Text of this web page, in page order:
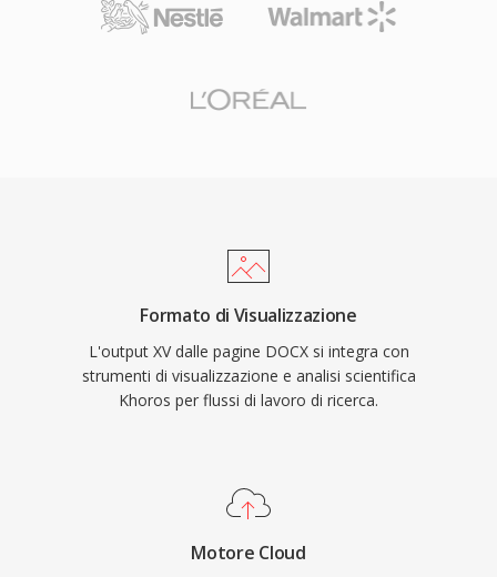
Formato di Visualizzazione
L'output XV dalle pagine DOCX si integra con
strumenti di visualizzazione e analisi scientifica
Khoros per flussi di lavoro di ricerca.
Motore Cloud